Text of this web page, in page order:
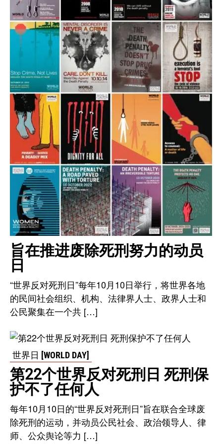
旨在推进废除死刑努力的动员
日
“世界反对死刑日”每年10月10日举行，将世界各地
的民间社会组织、机构、法律界人士、政界人士和
公民聚集在一个共 […]
世界日 [WORLD DAY]
第22个世界反对死刑日 死刑保
护不了任何人
每年10月10日的“世界反对死刑日”旨在联合全球废
除死刑的运动，并动员公民社会、政治领导人、律
师、公众舆论等力 […]